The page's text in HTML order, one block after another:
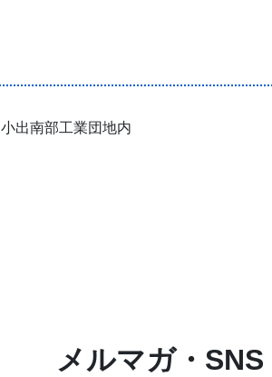
出南部工業団地内
メルマガ・SNS